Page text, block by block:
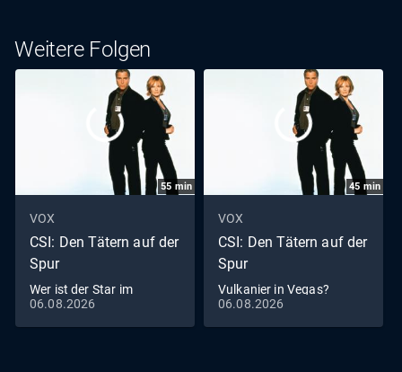
Weitere Folgen
55 min
VOX
CSI: Den Tätern auf der
Spur
Wer ist der Star im
Schlangennest?
06.08.2026
45 min
VOX
CSI: Den Tätern auf der
Spur
Vulkanier in Vegas?
06.08.2026